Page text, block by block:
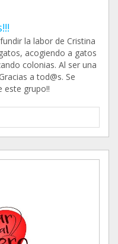
la labor de Cristina
acogiendo a gatos
colonias. Al ser una
a tod@s. Se
este grupo!!